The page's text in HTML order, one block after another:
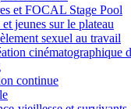
et FOCAL Stage Pool
jeunes sur le plateau
sexuel au travail
cinématographique
continue